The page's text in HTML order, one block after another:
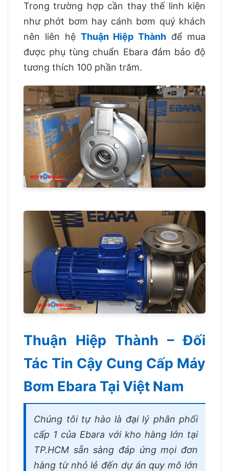
Trong trường hợp cần thay thế linh kiện
như phớt bơm hay cánh bơm quý khách
nên liên hệ Thuận Hiệp Thành để mua
được phụ tùng chuẩn Ebara đảm bảo độ
tương thích 100 phần trăm.
Thuận Hiệp Thành – Đối
Tác Tin Cậy Cung Cấp Máy
Bơm Ebara Tại Việt Nam
Chúng tôi tự hào là đại lý phân phối
cấp 1 của Ebara với kho hàng lớn tại
TP.HCM sẵn sàng đáp ứng mọi đơn
hàng từ nhỏ lẻ đến dự án quy mô lớn